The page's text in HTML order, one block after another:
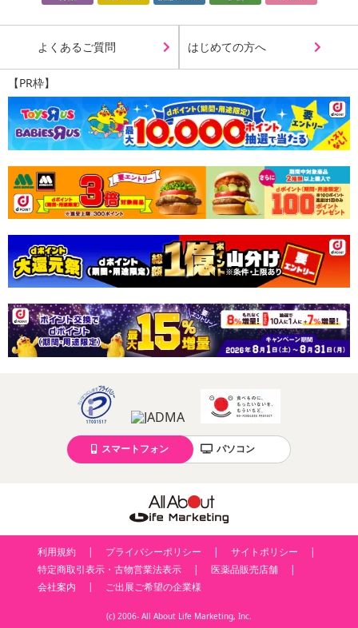
よくあるご質問 はじめての方へ
【PR枠】
スマートフォン パソコン
利用規約 プライバシーポリシー
サイトポリシー
特定商取引表示・古物営業法表示
医薬品販売店舗
会社案内
ご出展ご希望の企業様
(c) 2006- All About Life Marketing, Inc.